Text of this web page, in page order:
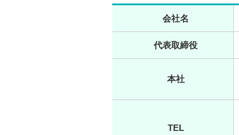
会社名
代表取締役
本社
TEL